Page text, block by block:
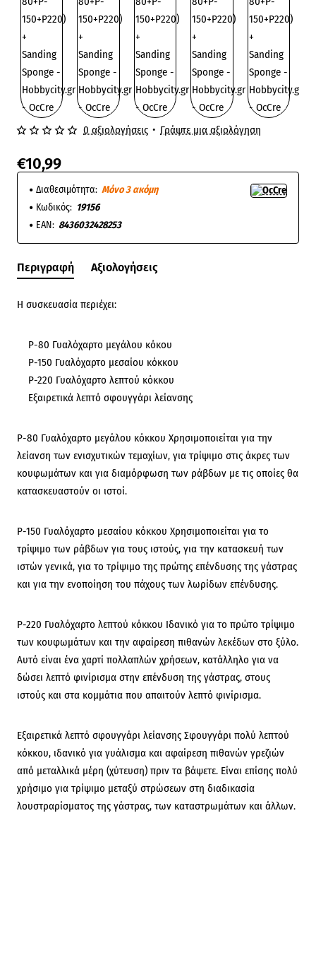
0 αξιολογήσεις • Γράψτε μια αξιολόγηση
€10,99
Διαθεσιμότητα: Μόνο 3 ακόμη
Κωδικός: 19156
EAN: 8436032428253
Περιγραφή Αξιολογήσεις
Η συσκευασία περιέχει:
P-80 Γυαλόχαρτο μεγάλου κόκου
P-150 Γυαλόχαρτο μεσαίου κόκκου
P-220 Γυαλόχαρτο λεπτού κόκκου
Εξαιρετικά λεπτό σφουγγάρι λείανσης
P-80 Γυαλόχαρτο μεγάλου κόκκου Χρησιμοποιείται για την
λείανση των ενισχυτικών τεμαχίων, για τρίψιμο στις άκρες των
κουφωμάτων και για διαμόρφωση των ράβδων με τις οποίες θα
κατασκευαστούν οι ιστοί.
P-150 Γυαλόχαρτο μεσαίου κόκκου Χρησιμοποιείται για το
τρίψιμο των ράβδων για τους ιστούς, για την κατασκευή των
ιστών γενικά, για το τρίψιμο της πρώτης επένδυσης της γάστρας
και για την ενοποίηση του πάχους των λωρίδων επένδυσης.
P-220 Γυαλόχαρτο λεπτού κόκκου Ιδανικό για το πρώτο τρίψιμο
των κουφωμάτων και την αφαίρεση πιθανών λεκέδων στο ξύλο.
Αυτό είναι ένα χαρτί πολλαπλών χρήσεων, κατάλληλο για να
δώσει λεπτό φινίρισμα στην επένδυση της γάστρας, στους
ιστούς και στα κομμάτια που απαιτούν λεπτό φινίρισμα.
Εξαιρετικά λεπτό σφουγγάρι λείανσης Σφουγγάρι πολύ λεπτού
κόκκου, ιδανικό για γυάλισμα και αφαίρεση πιθανών γρεζιών
από μεταλλικά μέρη (χύτευση) πριν τα βάψετε. Είναι επίσης πολύ
χρήσιμο για τρίψιμο μεταξύ στρώσεων στη διαδικασία
λουστραρίσματος της γάστρας, των καταστρωμάτων και άλλων.